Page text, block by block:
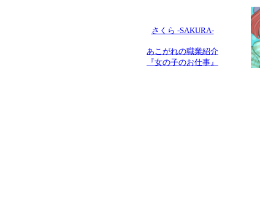
さくら -SAKURA-
あこがれの職業紹介
『女の子のお仕事』